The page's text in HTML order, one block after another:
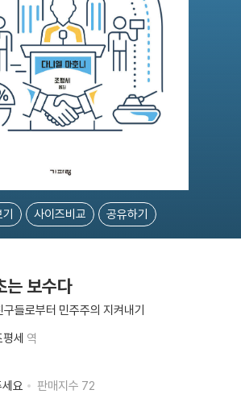
사이즈비교 공유하기
는 보수다
들로부터 민주주의 지켜내기
평세 역
요
판매지수 72